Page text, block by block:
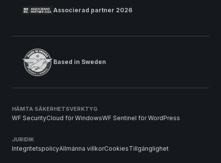
Associerad partner 2026
Based in Sweden
HÄMTA SÄKERHETSVERKTYG
WF SecurityCloud för WindowsWF Sentinel för WordPress
JURIDIK
IntegritetspolicyAllmänna villkorCookiesTillgänglighet